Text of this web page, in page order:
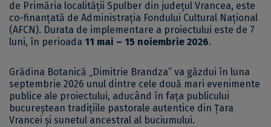
de Primăria localității Spulber din județul Vrancea, este
co-finanțată de Administrația Fondului Cultural Național
(AFCN). Durata de implementare a proiectului este de 7
luni, în perioada 11 mai – 15 noiembrie 2026.
Grădina Botanică „Dimitrie Brandza” va găzdui în luna
septembrie 2026 unul dintre cele două mari evenimente
publice ale proiectului, aducând în fața publicului
bucureștean tradițiile pastorale autentice din Țara
Vrancei și sunetul ancestral al buciumului.